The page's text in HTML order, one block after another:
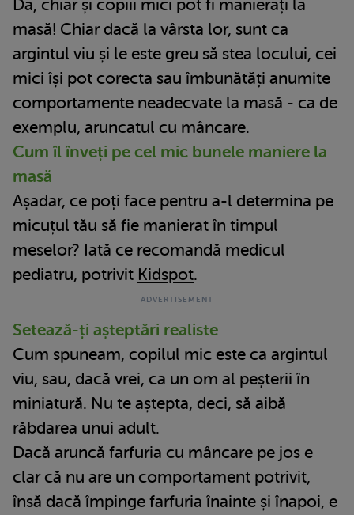
Da, chiar și copiii mici pot fi manierați la
masă! Chiar dacă la vârsta lor, sunt ca
argintul viu și le este greu să stea locului, cei
mici își pot corecta sau îmbunătăți anumite
comportamente neadecvate la masă - ca de
exemplu, aruncatul cu mâncare.
Cum îl înveți pe cel mic bunele maniere la
masă
Așadar, ce poți face pentru a-l determina pe
micuțul tău să fie manierat în timpul
meselor? Iată ce recomandă medicul
pediatru, potrivit Kidspot.
Setează-ți așteptări realiste
Cum spuneam, copilul mic este ca argintul
viu, sau, dacă vrei, ca un om al peșterii în
miniatură. Nu te aștepta, deci, să aibă
răbdarea unui adult.
Dacă aruncă farfuria cu mâncare pe jos e
clar că nu are un comportament potrivit,
însă dacă împinge farfuria înainte și înapoi, e